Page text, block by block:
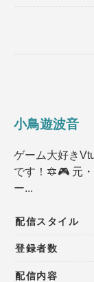
小鳥遊波音
ゲーム大好き
です！🔯🎮 元
ー...
配信スタイル
登録者数
配信内容